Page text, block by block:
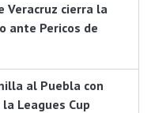
Veracruz cierra la
ante Pericos de
al Puebla con
Leagues Cup